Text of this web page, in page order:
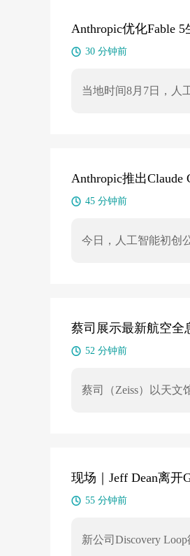
Anthropic优化Fable
30 分钟前
当地时间8月7日，人
Anthropic推出
45 分钟前
今日，人工智能初创
蔡司展示最新航空全
52 分钟前
蔡司（Zeiss）以天文
验、增强飞行员视野
现场｜Jeff Dean离开
55 分钟前
新公司Discovery